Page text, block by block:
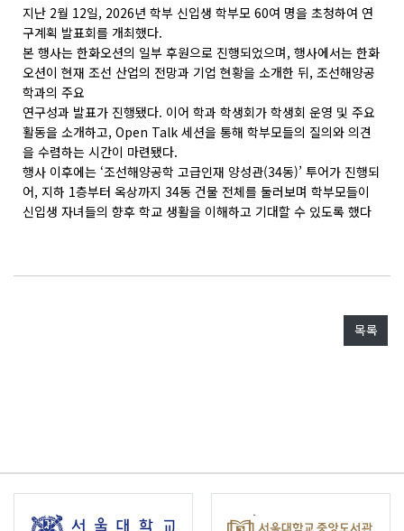
지난 2월 12일, 2026년 학부 신입생 학부모 60여 명을 초청하여 연
구계획 발표회를 개최했다.
본 행사는 한화오션의 일부 후원으로 진행되었으며, 행사에서는 한화
오션이 현재 조선 산업의 전망과 기업 현황을 소개한 뒤, 조선해양공
학과의 주요
연구성과 발표가 진행됐다. 이어 학과 학생회가 학생회 운영 및 주요
활동을 소개하고, Open Talk 세션을 통해 학부모들의 질의와 의견
을 수렴하는 시간이 마련됐다.
행사 이후에는 ‘조선해양공학 고급인재 양성관(34동)’ 투어가 진행되
어, 지하 1층부터 옥상까지 34동 건물 전체를 둘러보며 학부모들이
신입생 자녀들의 향후 학교 생활을 이해하고 기대할 수 있도록 했다
목록